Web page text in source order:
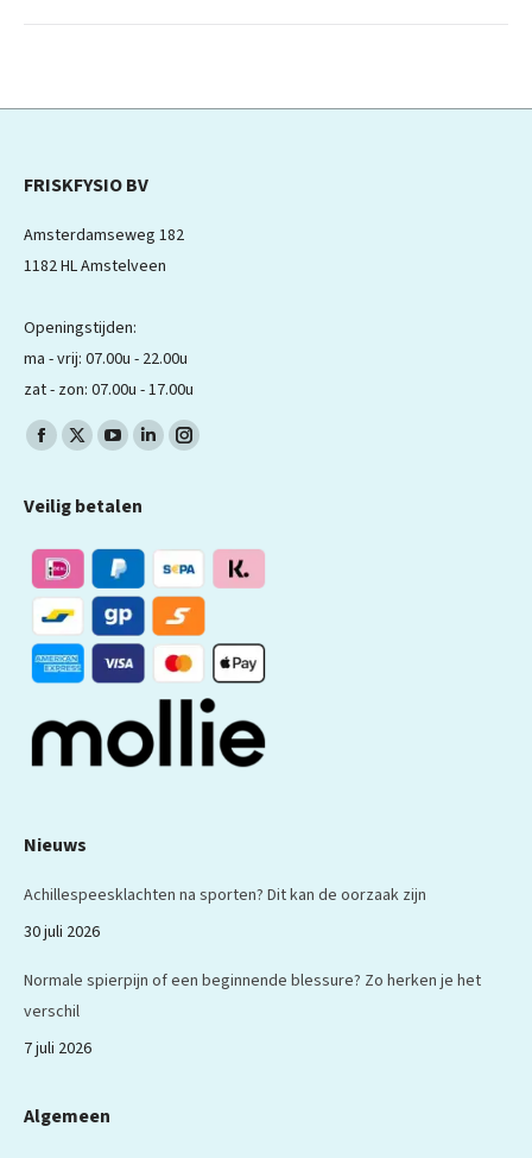
FRISKFYSIO BV
Amsterdamseweg 182
1182 HL Amstelveen
Openingstijden:
ma - vrij: 07.00u - 22.00u
zat - zon: 07.00u - 17.00u
Volg ons op:
Facebook
wordt
geopend
in
een
nieuw
venster
X
wordt
geopend
een
nieuw
venster
YouTube
wordt
geopend
in
een
nieuw
venster
LinkedIn
een
nieuw
venster
Instagram
in
een
nieuw
venster
Veilig betalen
Nieuws
Achillespeesklachten na sporten? Dit kan de oorzaak zijn
30 juli 2026
Normale spierpijn of een beginnende blessure? Zo herken je het
verschil
7 juli 2026
Algemeen